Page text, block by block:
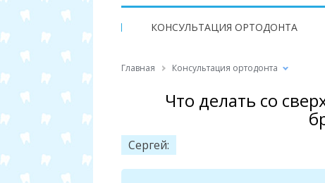
КОНСУЛЬТАЦИЯ ОРТОДОНТА
Главная Консультация ортодонта
Что делать со
Сергей: